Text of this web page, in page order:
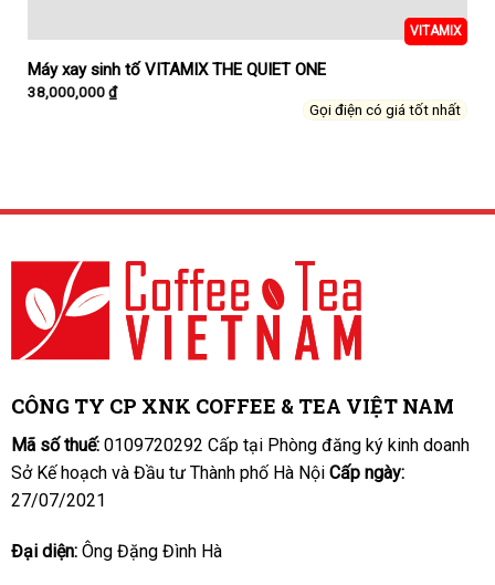
VITAMIX
Máy xay sinh tố VITAMIX THE QUIET ONE
38,000,000₫
Gọi điện có giá tốt nhất
CÔNG TY CP XNK COFFEE & TEA VIỆT NAM
Mã số thuế:0109720292 Cấp tại Phòng đăng ký kinh doanh
Sở Kế hoạch và Đầu tư Thành phố Hà Nội Cấp ngày:
27/07/2021
Đại diện: Ông Đặng Đình Hà